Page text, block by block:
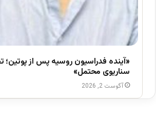
«آینده فدراسیون روسیه پس از پوتین؛
سناریوی محتمل»
آگوست 2, 2026